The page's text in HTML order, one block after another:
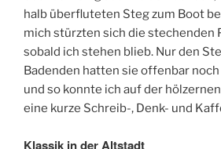
halb überfluteten Steg zum Boot
mich stürzten sich die stechenden
sobald ich stehen blieb. Nur den
Badenden hatten sie offenbar
und so konnte ich auf der
eine kurze Schreib-, Denk- und
Klassik in der Altstadt